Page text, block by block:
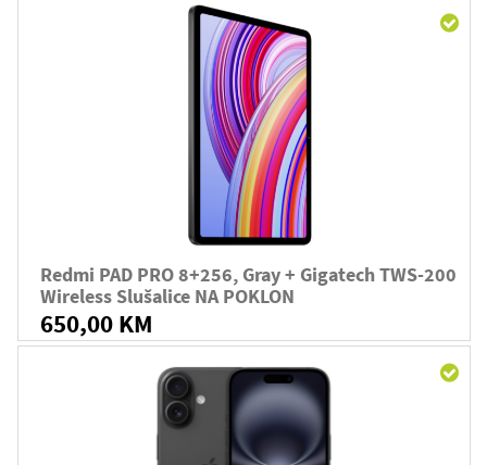
Redmi PAD PRO 8+256, Gray + Gigatech TWS-200
Wireless Slušalice NA POKLON
650,00 KM